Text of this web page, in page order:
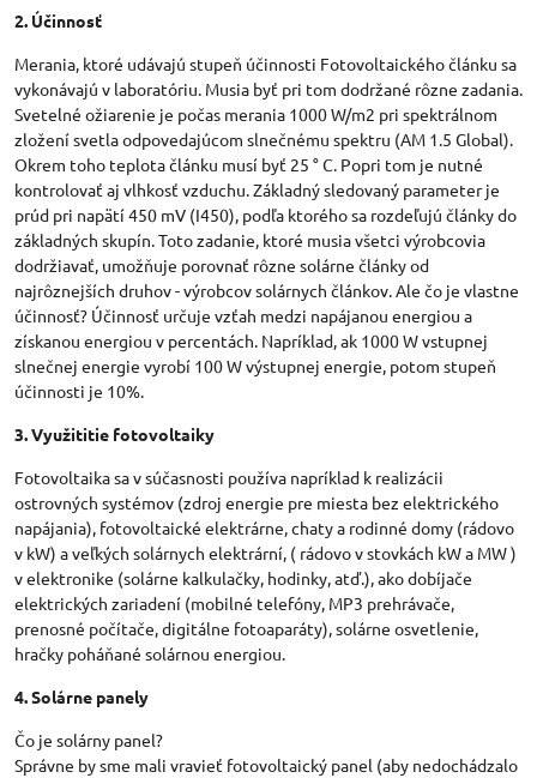
2. Účinnosť
Merania, ktoré udávajú stupeň účinnosti Fotovoltaického článku sa
vykonávajú v laboratóriu. Musia byť pri tom dodržané rôzne zadania.
Svetelné ožiarenie je počas merania 1000 W/m2 pri spektrálnom
zložení svetla odpovedajúcom slnečnému spektru (AM 1.5 Global).
Okrem toho teplota článku musí byť 25 ° C. Popri tom je nutné
kontrolovať aj vlhkosť vzduchu. Základný sledovaný parameter je
prúd pri napätí 450 mV (I450), podľa ktorého sa rozdeľujú články do
základných skupín. Toto zadanie, ktoré musia všetci výrobcovia
dodržiavať, umožňuje porovnať rôzne solárne články od
najrôznejších druhov - výrobcov solárnych článkov. Ale čo je vlastne
účinnosť? Účinnosť určuje vzťah medzi napájanou energiou a
získanou energiou v percentách. Napríklad, ak 1000 W vstupnej
slnečnej energie vyrobí 100 W výstupnej energie, potom stupeň
účinnosti je 10%.
3. Využititie fotovoltaiky
Fotovoltaika sa v súčasnosti používa napríklad k realizácii
ostrovných systémov (zdroj energie pre miesta bez elektrického
napájania), fotovoltaické elektrárne, chaty a rodinné domy (rádovo
v kW) a veľkých solárnych elektrární, ( rádovo v stovkách kW a MW )
v elektronike (solárne kalkulačky, hodinky, atď.), ako dobíjače
elektrických zariadení (mobilné telefóny, MP3 prehrávače,
prenosné počítače, digitálne fotoaparáty), solárne osvetlenie,
hračky poháňané solárnou energiou.
4. Solárne panely
Čo je solárny panel?
Správne by sme mali vravieť fotovoltaický panel (aby nedochádzalo